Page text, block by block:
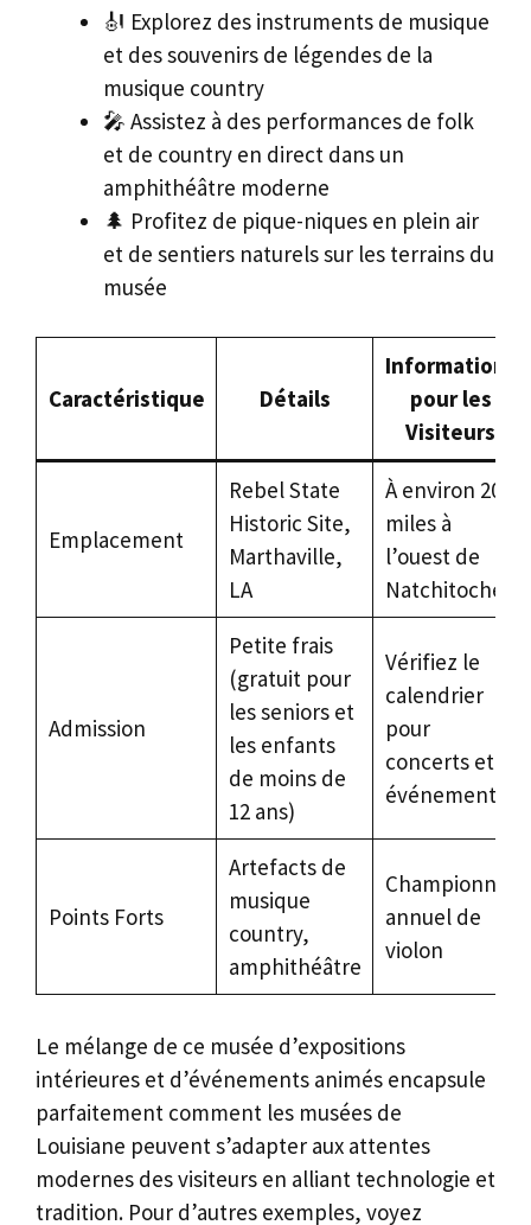
🎻 Explorez des instruments de musique
et des souvenirs de légendes de la
musique country
🎤 Assistez à des performances de folk
et de country en direct dans un
amphithéâtre moderne
🌲 Profitez de pique-niques en plein air
et de sentiers naturels sur les terrains du
musée
Caractéristique Détails
Informations
pour les
Visiteurs
Emplacement
Rebel State
Historic Site,
Marthaville,
LA
À environ 20
miles à
l’ouest de
Natchitoches
Admission
Petite frais
(gratuit pour
les seniors et
les enfants
de moins de
12 ans)
Vérifiez le
calendrier
pour
concerts et
événements
Points Forts
Artefacts de
musique
country,
amphithéâtre
Championnat
annuel de
violon
Le mélange de ce musée d’expositions
intérieures et d’événements animés encapsule
parfaitement comment les musées de
Louisiane peuvent s’adapter aux attentes
modernes des visiteurs en alliant technologie et
tradition. Pour d’autres exemples, voyez